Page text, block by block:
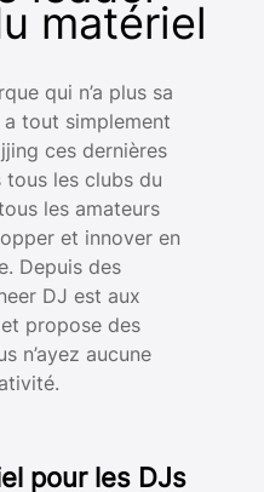
matériel
qui n’a plus sa
tout simplement
ces dernières
tous les clubs du
les amateurs
et innover en
Depuis des
DJ est aux
propose des
n’ayez aucune
pour les DJs